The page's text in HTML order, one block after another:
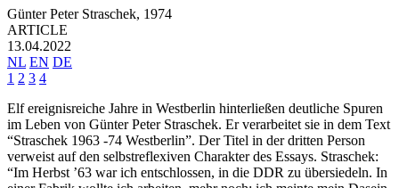
Günter Peter Straschek, 1974
ARTICLE
13.04.2022
NL EN DE
1 2 3 4
Elf ereignisreiche Jahre in Westberlin hinterließen deutliche Spuren
im Leben von Günter Peter Straschek. Er verarbeitet sie in dem Text
“Straschek 1963 -74 Westberlin”. Der Titel in der dritten Person
verweist auf den selbstreflexiven Charakter des Essays. Straschek:
“Im Herbst ’63 war ich entschlossen, in die DDR zu übersiedeln. In